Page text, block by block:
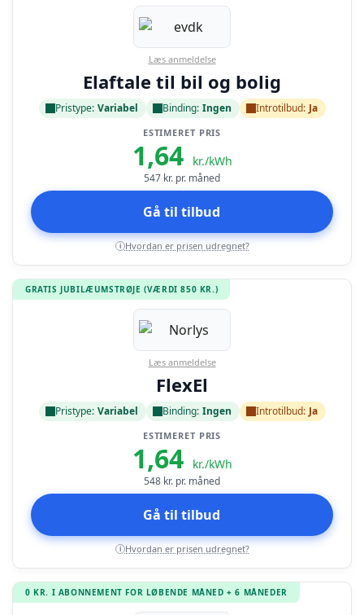
Læs anmeldelse
Elaftale til bil og bolig
Pristype: Variabel Binding: Ingen Introtilbud: Ja
ESTIMERET PRIS
1,64 kr./kWh
547 kr. pr. måned
Gå til tilbud
i Hvordan er prisen udregnet?
GRATIS JUBILÆUMSTRØJE (VÆRDI 850 KR.)
Læs anmeldelse
FlexEl
Pristype: Variabel Binding: Ingen Introtilbud: Ja
ESTIMERET PRIS
1,64 kr./kWh
548 kr. pr. måned
Gå til tilbud
i Hvordan er prisen udregnet?
0 KR. I ABONNEMENT FOR LØBENDE MÅNED + 6 MÅNEDER